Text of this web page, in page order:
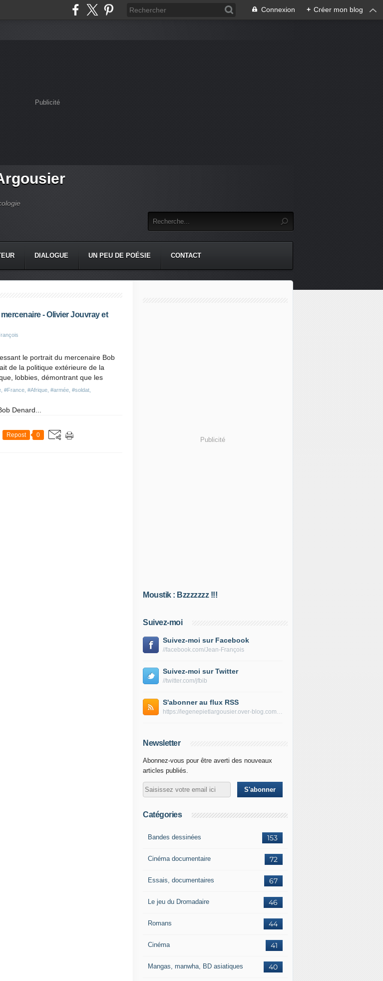
Connexion + Créer mon blog
Publicité
DIALOGUE UN PEU DE POÉSIE CONTACT
- Olivier Jouvray et
#France #Afrique #armée #soldat
le portrait du mercenaire Bob
de la politique extérieure de la
lobbies, démontrant que les
Denard...
Repost 0
Publicité
Moustik : Bzzzzzzz !!!
Suivez-moi
Suivez-moi sur Facebook
//facebook.com/Jean-François
Suivez-moi sur Twitter
//twitter.com/jfbib
S'abonner au flux RSS
https://legenepietlargousier.over-blog.com/rss
Newsletter
Abonnez-vous pour être averti des nouveaux
articles publiés.
Catégories
153
Bandes dessinées
72
Cinéma documentaire
67
Essais, documentaires
46
Le jeu du Dromadaire
44
Romans
41
Cinéma
40
Mangas, manwha, BD asiatiques